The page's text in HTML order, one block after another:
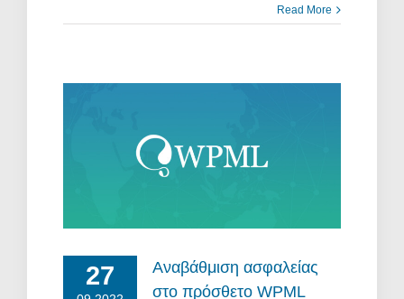
Read More
27
Αναβάθμιση ασφαλείας
στο πρόσθετο WPML